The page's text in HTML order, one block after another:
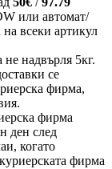
/
или автомат/
всеки артикул
надвърля 5кг.
се
фирма,
фирма
ден след
когато
фирма